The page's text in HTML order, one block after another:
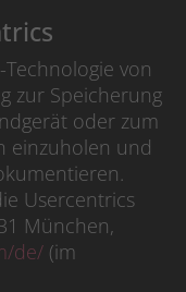
von
zur Speicherung
oder zum
einzuholen und
Usercentrics
München,
de/ (im